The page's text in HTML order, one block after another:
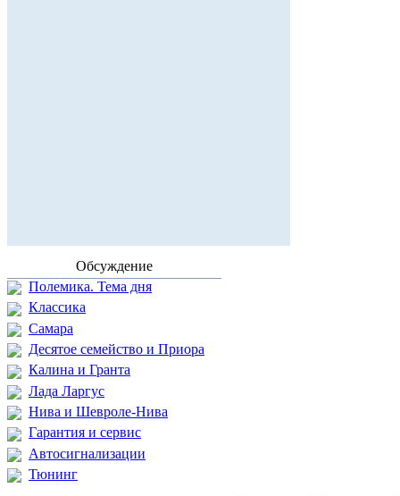
Обсуждение
Полемика. Тема дня
Классика
Самара
Десятое семейство и Приора
Калина и Гранта
Лада Ларгус
Нива и Шевроле-Нива
Гарантия и сервис
Автосигнализации
Тюнинг